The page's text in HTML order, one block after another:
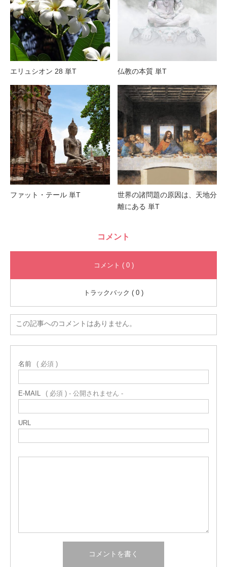
エリュシオン 28 単T 仏教の本質 単T
ファット・テール 単T
世界の諸問題の原因は、天地分
離にある 単T
コメント
コメント ( 0 )
トラックバック ( 0 )
この記事へのコメントはありません。
名前 ( 必須 )
E-MAIL ( 必須 ) - 公開されません -
URL